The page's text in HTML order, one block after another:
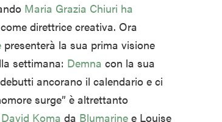
Maria Grazia Chiuri ha
come direttrice creativa. Ora
presenterà la sua prima visione
settimana: Demna con la sua
ancorano il calendario e ci
surge” è altrettanto
David Koma da Blumarine e Louise